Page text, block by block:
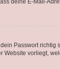
deine E-Mail-
Passwort
vorliegt,